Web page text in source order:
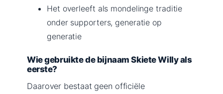
Het overleeft als mondelinge traditie
onder supporters, generatie op
generatie
Wie gebruikte de bijnaam Skiete Willy als
eerste?
Daarover bestaat geen officiële